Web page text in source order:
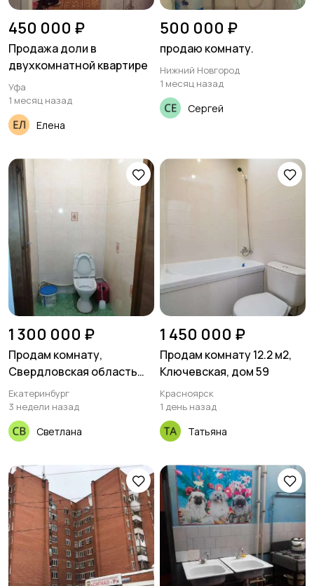
450 000 ₽
Продажа доли в
двухкомнатной квартире
Уфа
1 месяц назад
Елена
500 000 ₽
продаю комнату.
Нижний Новгород
1 месяц назад
Сергей
1 300 000 ₽
Продам комнату,
Свердловская область
переулок Волчанский 2а
Екатеринбург
3 недели назад
Светлана
1 450 000 ₽
Продам комнату 12.2 м2,
Ключевская, дом 59
Красноярск
1 день назад
Татьяна